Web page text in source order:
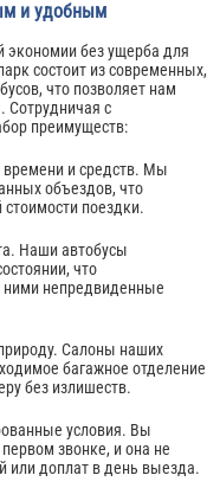
и удобным
экономии без ущерба для
состоит из современных,
что позволяет нам
Сотрудничая с
преимуществ:
и средств. Мы
объездов, что
стоимости поездки.
Наши автобусы
что
ними непредвиденные
Салоны наших
багажное отделение
без излишеств.
условия. Вы
звонке, и она не
или доплат в день выезда.